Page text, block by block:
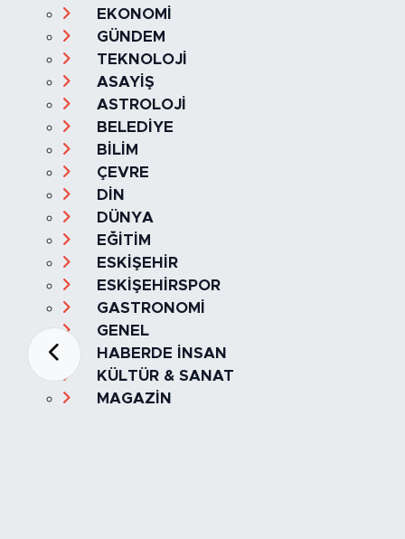
EKONOMİ
GÜNDEM
TEKNOLOJİ
ASAYİŞ
ASTROLOJİ
BELEDİYE
BİLİM
ÇEVRE
DİN
DÜNYA
EĞİTİM
ESKİŞEHİR
ESKİŞEHİRSPOR
GASTRONOMİ
GENEL
HABERDE İNSAN
KÜLTÜR & SANAT
MAGAZİN